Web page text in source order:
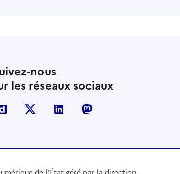
nous
les réseaux sociaux
Dailymotion Linkedin